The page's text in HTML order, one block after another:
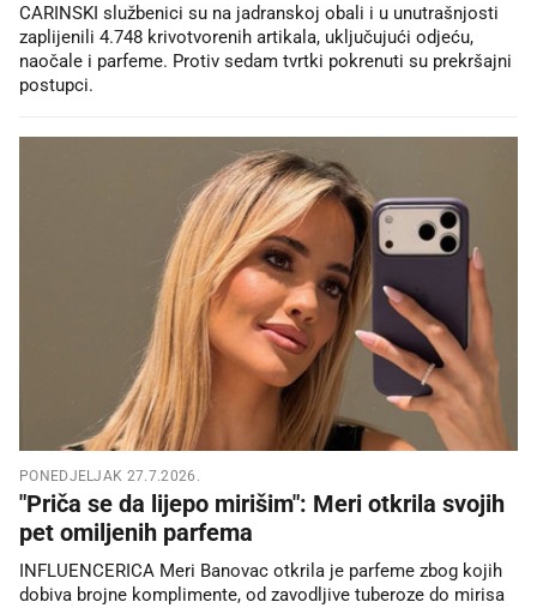
CARINSKI službenici su na jadranskoj obali i u unutrašnjosti
zaplijenili 4.748 krivotvorenih artikala, uključujući odjeću,
naočale i parfeme. Protiv sedam tvrtki pokrenuti su prekršajni
postupci.
PONEDJELJAK 27.7.2026.
"Priča se da lijepo mirišim": Meri otkrila svojih
pet omiljenih parfema
INFLUENCERICA Meri Banovac otkrila je parfeme zbog kojih
dobiva brojne komplimente, od zavodljive tuberoze do mirisa